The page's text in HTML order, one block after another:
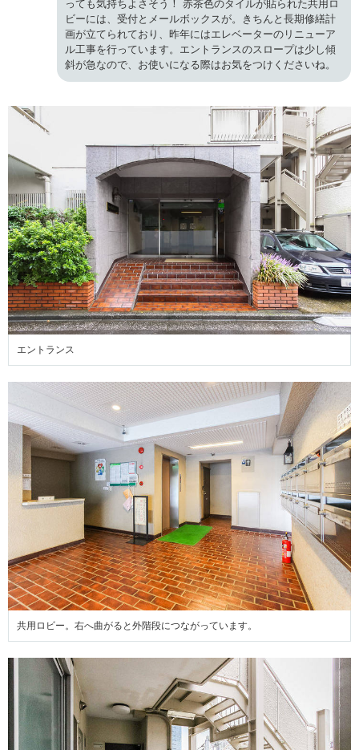
っても気持ちよさそう！ 赤茶色のタイルが貼られた共用ロ
ビーには、受付とメールボックスが。きちんと長期修繕計
画が立てられており、昨年にはエレベーターのリニューア
ル工事を行っています。エントランスのスロープは少し傾
斜が急なので、お使いになる際はお気をつけくださいね。
エントランス
共用ロビー。右へ曲がると外階段につながっています。